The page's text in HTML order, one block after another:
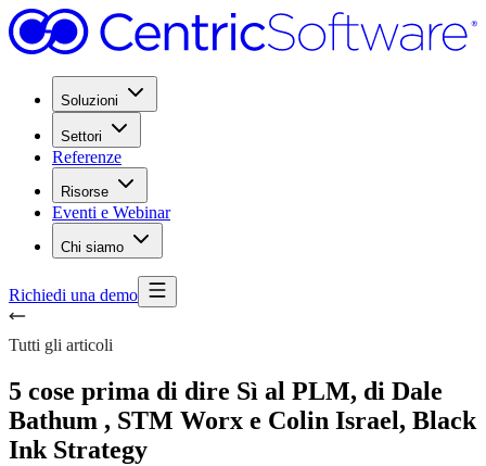
Soluzioni
Settori
Referenze
Risorse
Eventi e Webinar
Chi siamo
Richiedi una demo
Tutti gli articoli
5 cose prima di dire Sì al PLM, di Dale
Bathum , STM Worx e Colin Israel, Black
Ink Strategy